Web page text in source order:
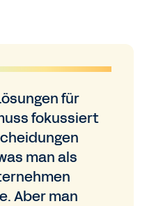
für
fokussiert
man als
Aber man